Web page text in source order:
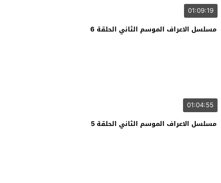
01:09:19
مسلسل الاعراف الموسم الثاني الحلقة 6
01:04:55
مسلسل الاعراف الموسم الثاني الحلقة 5